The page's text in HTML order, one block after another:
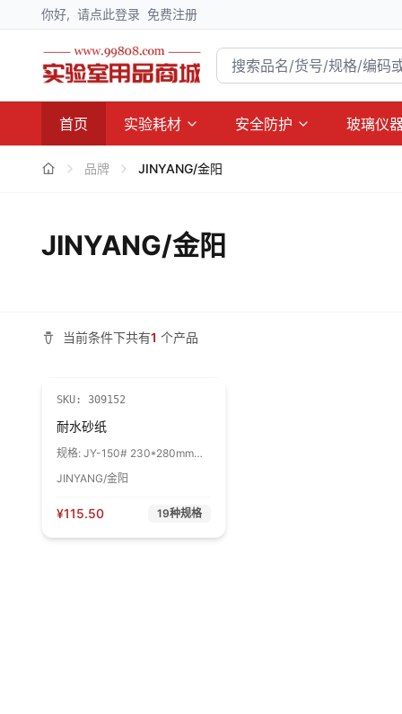
你好, 请点此登录 免费注册
首页 实验耗材 安全防护 玻璃仪
品牌 JINYANG/金阳
JINYANG/金阳
当前条件下共有1 个产品
SKU: 309152
耐水砂纸
规格: JY-150# 230*280mm
JINYANG/金阳
¥115.50 19种规格